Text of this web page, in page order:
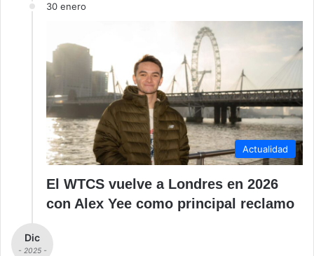
30 enero
Actualidad
El WTCS vuelve a Londres en 2026
con Alex Yee como principal reclamo
Dic
- 2025 -